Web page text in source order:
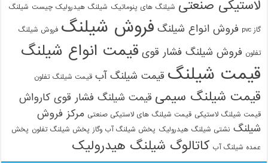
لاستیکی صنعتی شیلنگ های پنوماتیک شیلنگ هیدرولیک چیست شیلنگ
گاز pvc فروش انواع شیلنگ فروش شیلنگ فروش شیلنگ
تفلون فروش شیلنگ فشار قوی قیمت انواع شیلنگ
قیمت شیلنگ قیمت شیلنگ آب قیمت شیلنگ تفلون
قیمت شیلنگ سیمی قیمت شیلنگ فشار قوی کارواش
قیمت شیلنگ لاستیکی قیمت شیلنگ های لاستیکی صنعتی مرکز فروش
شیلنگ نشتی شیلنگ هیدرولیک پخش شیلنگ آب وگاز پخش شیلنگ تفلون پخش
عمده شیلنگ آب کاتالوگ شیلنگ هیدرولیک